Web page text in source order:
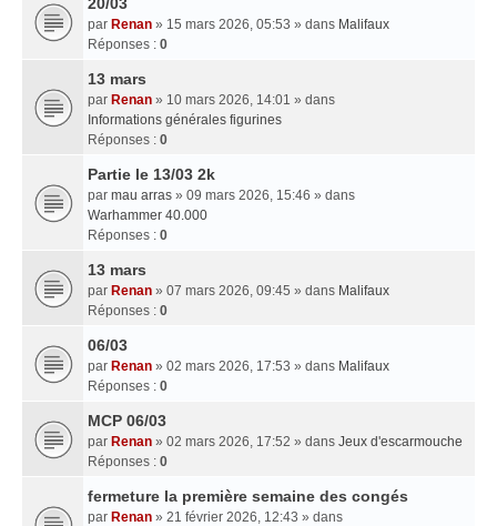
par Renan » 15 mars 2026, 05:53 » dans Malifaux
Réponses : 0
13 mars
par Renan » 10 mars 2026, 14:01 » dans
Informations générales figurines
Réponses : 0
Partie le 13/03 2k
par mau arras » 09 mars 2026, 15:46 » dans
Warhammer 40.000
Réponses : 0
13 mars
par Renan » 07 mars 2026, 09:45 » dans Malifaux
Réponses : 0
06/03
par Renan » 02 mars 2026, 17:53 » dans Malifaux
Réponses : 0
MCP 06/03
par Renan » 02 mars 2026, 17:52 » dans Jeux d'escarmouche
Réponses : 0
fermeture la première semaine des congés
par Renan » 21 février 2026, 12:43 » dans